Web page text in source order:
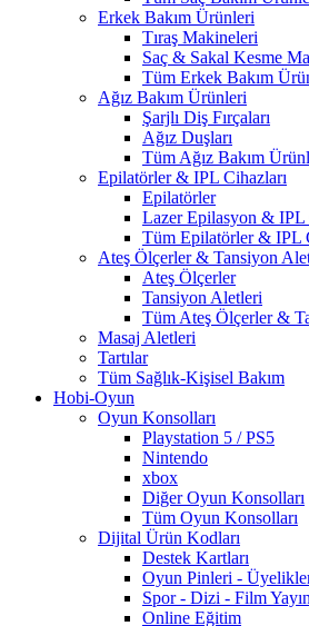
Erkek Bakım Ürünleri
Tıraş Makineleri
Saç & Sakal Kesme
Tüm Erkek Bakım
Ağız Bakım Ürünleri
Şarjlı Diş Fırçaları
Ağız Duşları
Tüm Ağız Bakım
Epilatörler & IPL Cihazları
Epilatörler
Lazer Epilasyon & IPL
Tüm Epilatörler & IPL
Ateş Ölçerler & Tansiyon
Ateş Ölçerler
Tansiyon Aletleri
Tüm Ateş Ölçerler &
Masaj Aletleri
Tartılar
Tüm Sağlık-Kişisel Bakım
Hobi-Oyun
Oyun Konsolları
Playstation 5 / PS5
Nintendo
xbox
Diğer Oyun Konsolları
Tüm Oyun Konsolları
Dijital Ürün Kodları
Destek Kartları
Oyun Pinleri -
Spor - Dizi - Film
Online Eğitim